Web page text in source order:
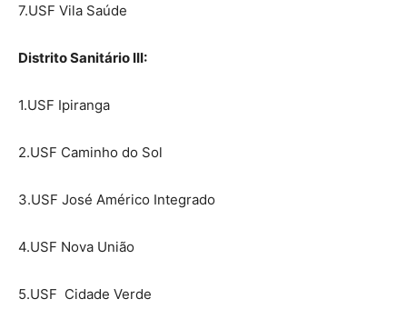
7.USF Vila Saúde
Distrito Sanitário III:
1.USF Ipiranga
2.USF Caminho do Sol
3.USF José Américo Integrado
4.USF Nova União
5.USF Cidade Verde